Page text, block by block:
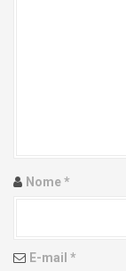
i
n
Nome*
E-mail *